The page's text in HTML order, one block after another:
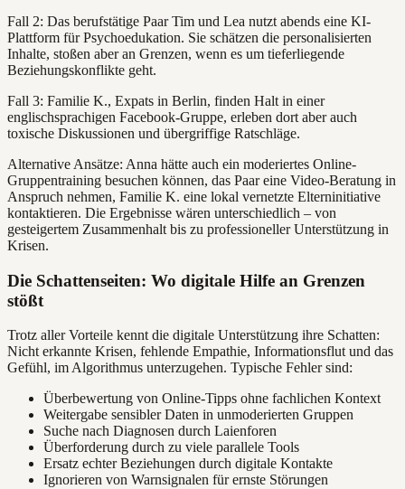
Fall 2: Das berufstätige Paar Tim und Lea nutzt abends eine KI-
Plattform für Psychoedukation. Sie schätzen die personalisierten
Inhalte, stoßen aber an Grenzen, wenn es um tieferliegende
Beziehungskonflikte geht.
Fall 3: Familie K., Expats in Berlin, finden Halt in einer
englischsprachigen Facebook-Gruppe, erleben dort aber auch
toxische Diskussionen und übergriffige Ratschläge.
Alternative Ansätze: Anna hätte auch ein moderiertes Online-
Gruppentraining besuchen können, das Paar eine Video-Beratung in
Anspruch nehmen, Familie K. eine lokal vernetzte Elterninitiative
kontaktieren. Die Ergebnisse wären unterschiedlich – von
gesteigertem Zusammenhalt bis zu professioneller Unterstützung in
Krisen.
Die Schattenseiten: Wo digitale Hilfe an Grenzen
stößt
Trotz aller Vorteile kennt die digitale Unterstützung ihre Schatten:
Nicht erkannte Krisen, fehlende Empathie, Informationsflut und das
Gefühl, im Algorithmus unterzugehen. Typische Fehler sind:
Überbewertung von Online-Tipps ohne fachlichen Kontext
Weitergabe sensibler Daten in unmoderierten Gruppen
Suche nach Diagnosen durch Laienforen
Überforderung durch zu viele parallele Tools
Ersatz echter Beziehungen durch digitale Kontakte
Ignorieren von Warnsignalen für ernste Störungen